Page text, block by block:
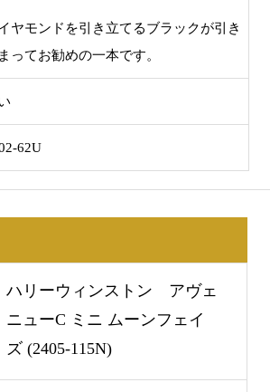
ヤモンドを引き立てるブラックが引き
ってお勧めの一本です。
62U
ハリーウィンストン アヴェ
ニューC ミニ ムーンフェイ
ズ (2405-115N)